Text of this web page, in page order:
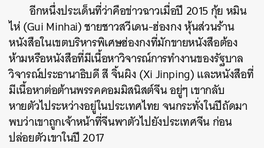
อีกหนึ่งประเด็นที่ว่าคือข่าวฉาวเมื่อปี 2015 กุ้ย หมิน
ไห่ (Gui Minhai) ชายชาวสวีเดน-ฮ่องกง หุ้นส่วนร้าน
หนังสือในเขตบริหารพิเศษฮ่องกงที่มักขายหนังสือต้อง
ห้ามหรือหนังสือที่มีเนื้อหาวิจารณ์การทำงานของรัฐบาล
วิจารณ์ประธานาธิบดี สี จิ้นผิง (Xi Jinping) และหนังสือที่
มีเนื้อหาต่อต้านพรรคคอมมิสนิสต์จีน อยู่ๆ เขากลับ
หายตัวไประหว่างอยู่ในประเทศไทย จนกระทั่งในปีถัดมา
พบว่าเขาถูกเจ้าหน้าที่จีนพาตัวไปยังประเทศจีน ก่อน
ปล่อยตัวเขาในปี 2017